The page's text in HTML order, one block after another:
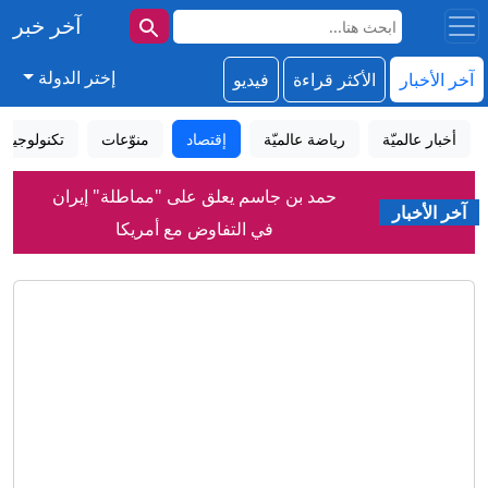
آخر خبر
آخر الأخبار الأكثر قراءة فيديو إختر الدولة
أخبار عالميّة رياضة عالميّة إقتصاد منوّعات تكنولوجيا
آخر الأخبار
حمد بن جاسم يعلق على "مماطلة" إيران
في التفاوض مع أمريكا
ترامب: المفاوضات مع إيران جارية مثل